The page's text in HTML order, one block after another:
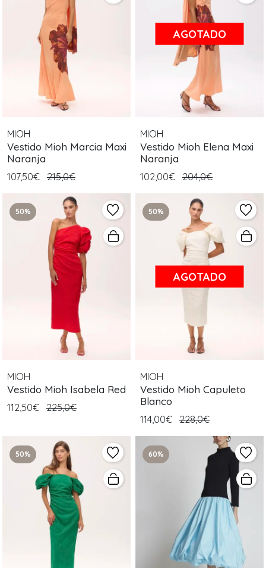
MIOH
Vestido Mioh Marcia Maxi
Naranja
107,50€ 215,0€
AGOTADO
MIOH
Vestido Mioh Elena Maxi
Naranja
102,00€ 204,0€
50%
MIOH
Vestido Mioh Isabela Red
112,50€ 225,0€
50%
AGOTADO
MIOH
Vestido Mioh Capuleto
Blanco
114,00€ 228,0€
50% 60%